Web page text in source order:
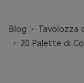
Blog
Tavolozza
20 Palette di